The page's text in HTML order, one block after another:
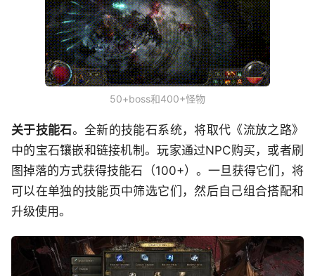
50+boss和400+怪物
关于技能石。全新的技能石系统，将取代《流放之路》
中的宝石镶嵌和链接机制。玩家通过NPC购买，或者刷
图掉落的方式获得技能石（100+）。一旦获得它们，将
可以在单独的技能页中筛选它们，然后自己组合搭配和
升级使用。